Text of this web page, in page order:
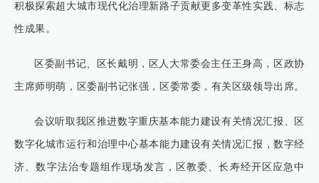
积极探索超大城市现代化治理新路子贡献更多变革性实践、标志
性成果。
区委副书记、区长戴明，区人大常委会主任王身高，区政协
主席师明萌，区委副书记张强，区委常委，有关区级领导出席。
会议听取我区推进数字重庆基本能力建设有关情况汇报、区
数字化城市运行和治理中心基本能力建设有关情况汇报，数字经
济、数字法治专题组作现场发言，区教委、长寿经开区应急中